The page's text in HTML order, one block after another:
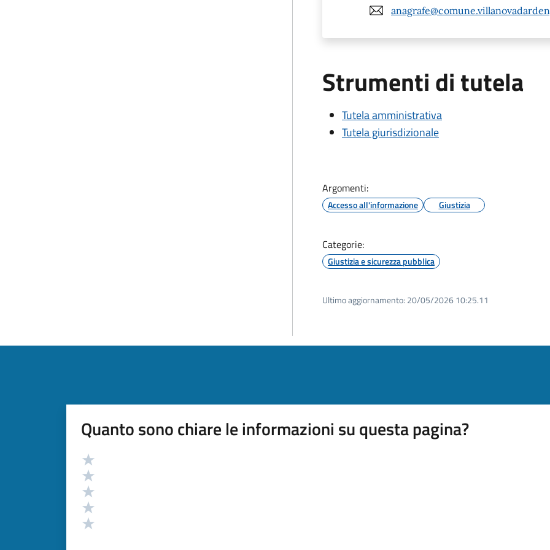
Strumenti di tutela
Tutela amministrativa
Tutela giurisdizionale
Argomenti:
Accesso all'informazione Giustizia
Categorie:
Giustizia e sicurezza pubblica
Ultimo aggiornamento: 20/05/2026 10:25.11
Quanto sono chiare le informazioni su questa pagina?
Valutazione